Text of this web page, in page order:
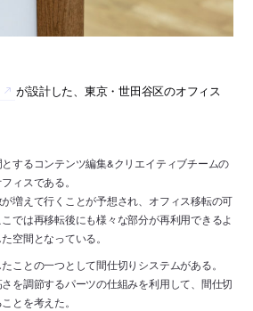
が設計した、東京・世田谷区のオフィス
するコンテンツ編集&クリエイティブチームの
ィスである。
増えて行くことが予想され、オフィス移転の可
では再移転後にも様々な部分が再利用できるよ
空間となっている。
ことの一つとして間仕切りシステムがある。
を調節するパーツの仕組みを利用して、間仕切
とを考えた。